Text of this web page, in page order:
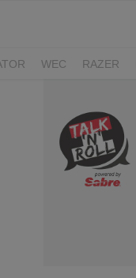
WEC RAZER